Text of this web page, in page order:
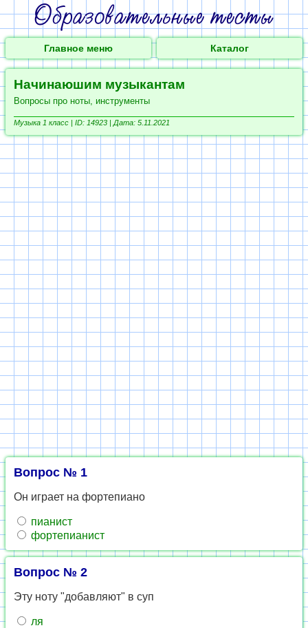
Главное меню Каталог
Начинаюшим музыкантам
Вопросы про ноты, инструменты
Музыка 1 класс | ID: 14923 | Дата: 5.11.2021
Вопрос № 1
Он играет на фортепиано
пианист
фортепианист
Вопрос № 2
Эту ноту "добавляют" в суп
ля